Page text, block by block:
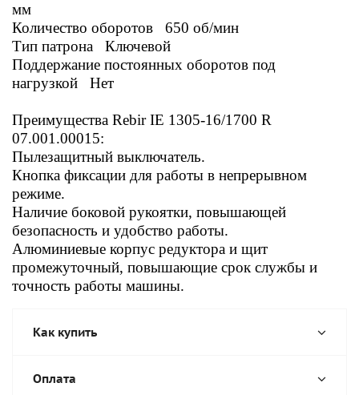
мм
Количество оборотов 650 об/мин
Тип патрона Ключевой
Поддержание постоянных оборотов под
нагрузкой Нет
Преимущества Rebir IE 1305-16/1700 R
07.001.00015:
Пылезащитный выключатель.
Кнопка фиксации для работы в непрерывном
режиме.
Наличие боковой рукоятки, повышающей
безопасность и удобство работы.
Алюминиевые корпус редуктора и щит
промежуточный, повышающие срок службы и
точность работы машины.
Как купить
Оплата